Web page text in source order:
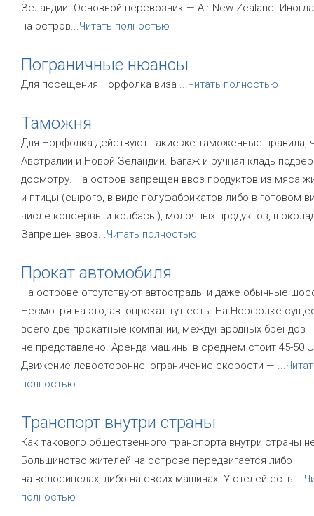
Зеландии. Основной перевозчик — Air New Zealand. Иногда
на остров...Читать полностью
Пограничные нюансы
Для посещения Норфолка виза ...Читать полностью
Таможня
Для Норфолка действуют такие же таможенные правила,
Австралии и Новой Зеландии. Багаж и ручная кладь
досмотру. На остров запрещен ввоз продуктов из мяса
и птицы (сырого, в виде полуфабрикатов либо в готовом
числе консервы и колбасы), молочных продуктов,
Запрещен ввоз...Читать полностью
Прокат автомобиля
На острове отсутствуют автострады и даже обычные
Несмотря на это, автопрокат тут есть. На Норфолке
всего две прокатные компании, международных брендов
не представлено. Аренда машины в среднем стоит 45-50
Движение левосторонне, ограничение скорости — ...
полностью
Транспорт внутри страны
Как такового общественного транспорта внутри страны
Большинство жителей на острове передвигается либо
на велосипедах, либо на своих машинах. У отелей есть ...
полностью